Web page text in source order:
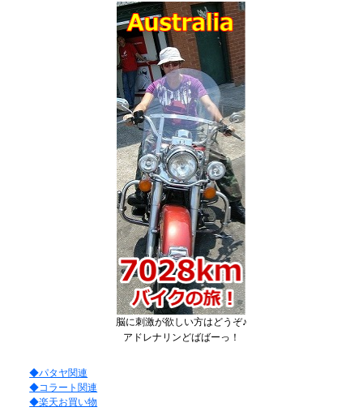
脳に刺激が欲しい方はどうぞ♪
アドレナリンどばばーっ！
◆パタヤ関連
◆コラート関連
◆楽天お買い物